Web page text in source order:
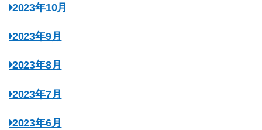
2023年10月
2023年9月
2023年8月
2023年7月
2023年6月